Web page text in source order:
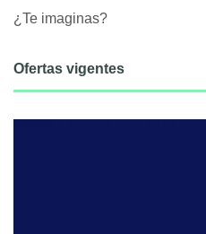
¿Te imaginas?
Ofertas vigentes